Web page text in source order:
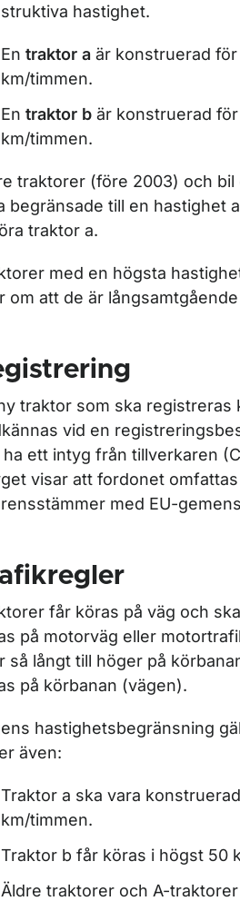
Regler för olika fordonsslag
Släpfordon
Moped
Personbil, lastbil och buss
Terrängmotorfordon
Traktor
Däck
Koder för fordonsuppgifter
hastighet.
En traktor a är konstruerad
km/timmen.
En traktor b är konstruerad
km/timmen.
traktorer (före 2003) och
begränsade till en hastighet
traktor a.
med en högsta
om att de är
traktor som ska registreras
vid en
ha ett intyg från tillverkaren
visar att fordonet
med EU-
får köras på väg och
på motorväg eller
så långt till höger på
på körbanan (vägen).
hastighetsbegränsning
även:
Traktor a ska vara
km/timmen.
Traktor b får köras i högst 50
Äldre traktorer och A-